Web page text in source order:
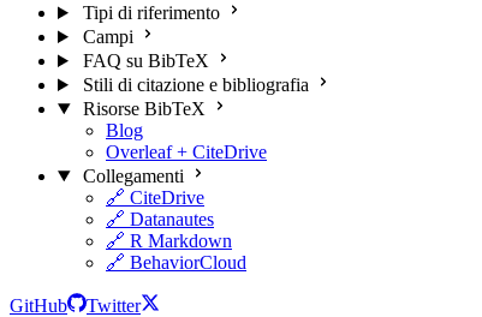
Tipi di riferimento
Campi
FAQ su BibTeX
Stili di citazione e bibliografia
Risorse BibTeX
Blog
Overleaf + CiteDrive
Collegamenti
🔗 CiteDrive
🔗 Datanautes
🔗 R Markdown
🔗 BehaviorCloud
GitHub
Twitter